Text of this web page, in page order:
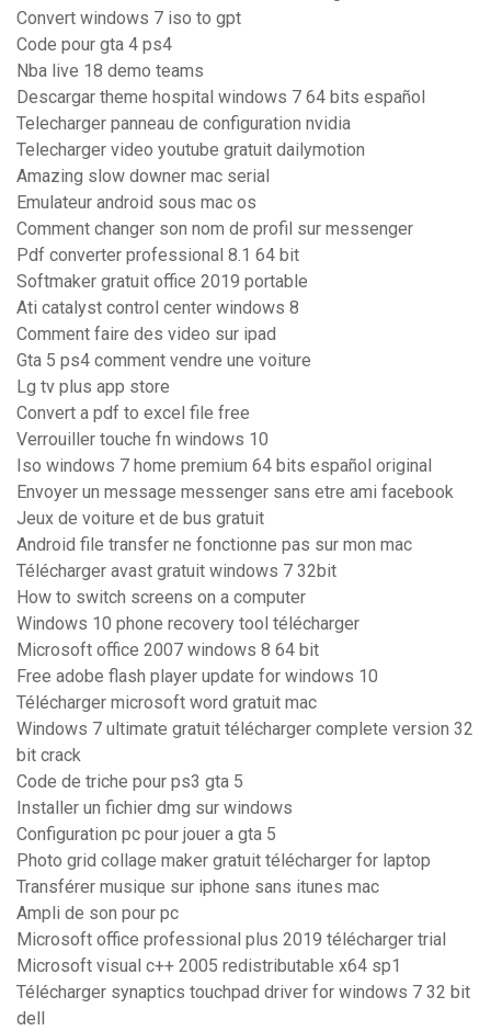
Convert windows 7 iso to gpt
Code pour gta 4 ps4
Nba live 18 demo teams
Descargar theme hospital windows 7 64 bits español
Telecharger panneau de configuration nvidia
Telecharger video youtube gratuit dailymotion
Amazing slow downer mac serial
Emulateur android sous mac os
Comment changer son nom de profil sur messenger
Pdf converter professional 8.1 64 bit
Softmaker gratuit office 2019 portable
Ati catalyst control center windows 8
Comment faire des video sur ipad
Gta 5 ps4 comment vendre une voiture
Lg tv plus app store
Convert a pdf to excel file free
Verrouiller touche fn windows 10
Iso windows 7 home premium 64 bits español original
Envoyer un message messenger sans etre ami facebook
Jeux de voiture et de bus gratuit
Android file transfer ne fonctionne pas sur mon mac
Télécharger avast gratuit windows 7 32bit
How to switch screens on a computer
Windows 10 phone recovery tool télécharger
Microsoft office 2007 windows 8 64 bit
Free adobe flash player update for windows 10
Télécharger microsoft word gratuit mac
Windows 7 ultimate gratuit télécharger complete version 32
bit crack
Code de triche pour ps3 gta 5
Installer un fichier dmg sur windows
Configuration pc pour jouer a gta 5
Photo grid collage maker gratuit télécharger for laptop
Transférer musique sur iphone sans itunes mac
Ampli de son pour pc
Microsoft office professional plus 2019 télécharger trial
Microsoft visual c++ 2005 redistributable x64 sp1
Télécharger synaptics touchpad driver for windows 7 32 bit
dell